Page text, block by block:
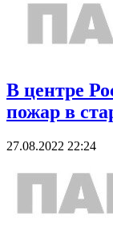
В центре
пожар в
27.08.2022 22:24